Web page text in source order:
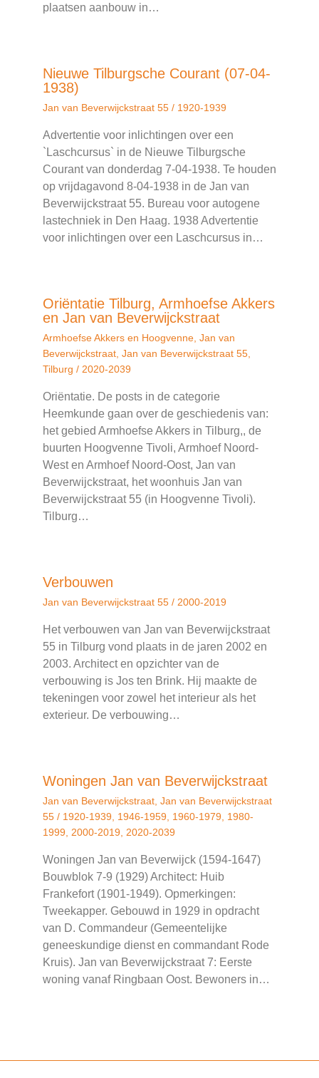
plaatsen aanbouw in…
Nieuwe Tilburgsche Courant (07-04-
1938)
Jan van Beverwijckstraat 55 / 1920-1939
Advertentie voor inlichtingen over een
`Laschcursus` in de Nieuwe Tilburgsche
Courant van donderdag 7-04-1938. Te houden
op vrijdagavond 8-04-1938 in de Jan van
Beverwijckstraat 55. Bureau voor autogene
lastechniek in Den Haag. 1938 Advertentie
voor inlichtingen over een Laschcursus in…
Oriëntatie Tilburg, Armhoefse Akkers
en Jan van Beverwijckstraat
Armhoefse Akkers en Hoogvenne Jan van
Beverwijckstraat Jan van Beverwijckstraat 55
Tilburg / 2020-2039
Oriëntatie. De posts in de categorie
Heemkunde gaan over de geschiedenis van:
het gebied Armhoefse Akkers in Tilburg,, de
buurten Hoogvenne Tivoli, Armhoef Noord-
West en Armhoef Noord-Oost, Jan van
Beverwijckstraat, het woonhuis Jan van
Beverwijckstraat 55 (in Hoogvenne Tivoli).
Tilburg…
Verbouwen
Jan van Beverwijckstraat 55 / 2000-2019
Het verbouwen van Jan van Beverwijckstraat
55 in Tilburg vond plaats in de jaren 2002 en
2003. Architect en opzichter van de
verbouwing is Jos ten Brink. Hij maakte de
tekeningen voor zowel het interieur als het
exterieur. De verbouwing…
Woningen Jan van Beverwijckstraat
Jan van Beverwijckstraat Jan van Beverwijckstraat
55 / 1920-1939 1946-1959 1960-1979 1980-
1999 2000-2019 2020-2039
Woningen Jan van Beverwijck (1594-1647)
Bouwblok 7-9 (1929) Architect: Huib
Frankefort (1901-1949). Opmerkingen:
Tweekapper. Gebouwd in 1929 in opdracht
van D. Commandeur (Gemeentelijke
geneeskundige dienst en commandant Rode
Kruis). Jan van Beverwijckstraat 7: Eerste
woning vanaf Ringbaan Oost. Bewoners in…